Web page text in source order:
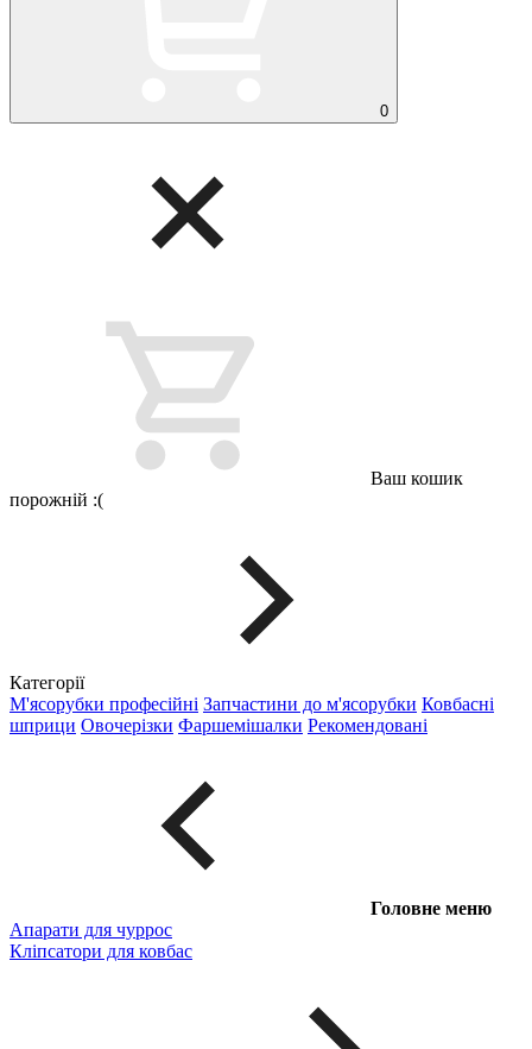
0
Ваш кошик
порожній :(
Категорії
М'ясорубки професійні Запчастини до м'ясорубки Ковбасні
шприци Овочерізки Фаршемішалки Рекомендовані
Головне меню
Апарати для чуррос
Кліпсатори для ковбас